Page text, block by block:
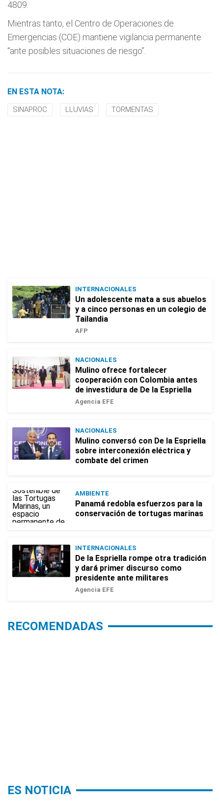
4809.
Mientras tanto, el Centro de Operaciones de
Emergencias (COE) mantiene vigilancia permanente
“ante posibles situaciones de riesgo”.
EN ESTA NOTA:
SINAPROC LLUVIAS TORMENTAS
INTERNACIONALES
Un adolescente mata a sus abuelos
y a cinco personas en un colegio de
Tailandia
AFP
NACIONALES
Mulino ofrece fortalecer
cooperación con Colombia antes
de investidura de De la Espriella
Agencia EFE
NACIONALES
Mulino conversó con De la Espriella
sobre interconexión eléctrica y
combate del crimen
AMBIENTE
Panamá redobla esfuerzos para la
conservación de tortugas marinas
INTERNACIONALES
De la Espriella rompe otra tradición
y dará primer discurso como
presidente ante militares
Agencia EFE
RECOMENDADAS
ES NOTICIA